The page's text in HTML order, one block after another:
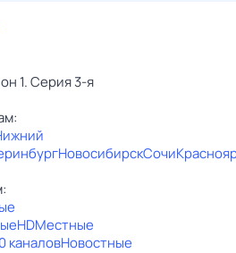
1. Серия 3-я
НовосибирскСочи
HDМестные
каналовНовостные